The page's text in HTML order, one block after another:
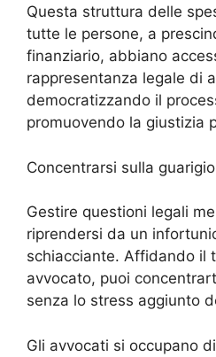
Questa struttura delle
tutte le persone, a
finanziario, abbiano
rappresentanza legale di
democratizzando il
promuovendo la giustizia
Concentrarsi sulla
Gestire questioni legali
riprendersi da un
schiacciante. Affidando il
avvocato, puoi
senza lo stress aggiunto
Gli avvocati si occupano